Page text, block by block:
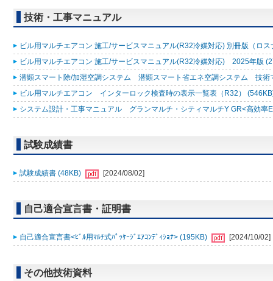
技術・工事マニュアル
ビル用マルチエアコン 施工/サービスマニュアル(R32冷媒対応) 別冊版（ロ
ビル用マルチエアコン 施工/サービスマニュアル(R32冷媒対応) 2025年版
潜顕スマート除/加湿空調システム 潜顕スマート省エネ空調システム 技
ビル用マルチエアコン インターロック検査時の表示一覧表（R32）
システム設計・工事マニュアル グランマルチ・シティマルチY GR<高効
試験成績書
試験成績書 (48KB) [2024/08/02]
自己適合宣言書・証明書
自己適合宣言書<ﾋﾞﾙ用ﾏﾙﾁ式ﾊﾟｯｹｰｼﾞｴｱｺﾝﾃﾞｨｼｮﾅ> (195KB) [2024/10/02]
その他技術資料